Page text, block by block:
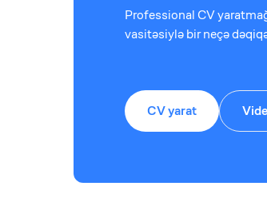
Professional CV
vasitəsiylə bir neçə
CV yarat